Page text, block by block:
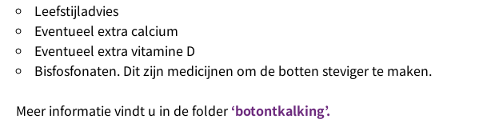
Leefstijladvies
Eventueel extra calcium
Eventueel extra vitamine D
Bisfosfonaten. Dit zijn medicijnen om de botten steviger te maken.
Meer informatie vindt u in de folder‘botontkalking’.